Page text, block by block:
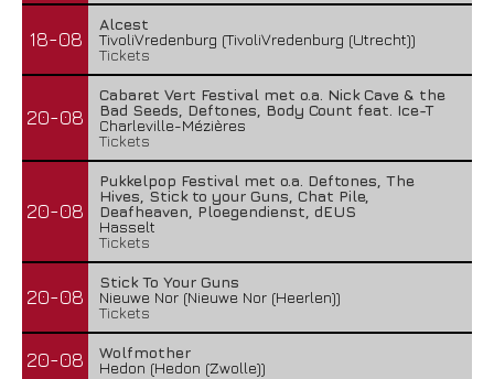
18-08
Alcest
TivoliVredenburg (TivoliVredenburg (Utrecht))
Tickets
20-08
Cabaret Vert Festival met o.a. Nick Cave & the
Bad Seeds, Deftones, Body Count feat. Ice-T
Charleville-Mézières
Tickets
20-08
Pukkelpop Festival met o.a. Deftones, The
Hives, Stick to your Guns, Chat Pile,
Deafheaven, Ploegendienst, dEUS
Hasselt
Tickets
20-08
Stick To Your Guns
Nieuwe Nor (Nieuwe Nor (Heerlen))
Tickets
20-08
Wolfmother
Hedon (Hedon (Zwolle))